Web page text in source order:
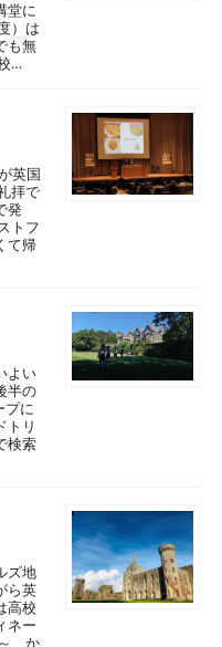
堂に
）は
も無
…
英国
拝で
発
トフ
て帰
よい
半の
プに
トリ
検索
ズ地
ら英
高校
ネー
～ か